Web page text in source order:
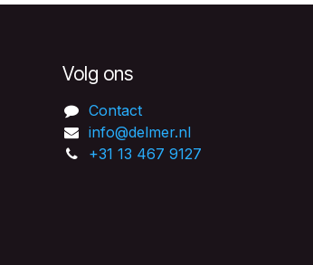
Volg ons
Contact
info@delmer.nl
+31 13 467 9127